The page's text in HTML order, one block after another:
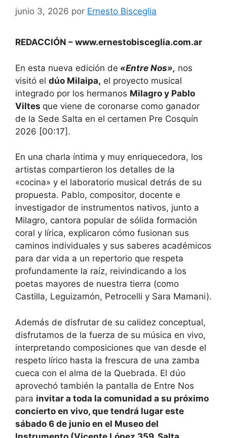
junio 3, 2026 por Ernesto Bisceglia
REDACCIÓN – www.ernestobisceglia.com.ar
En esta nueva edición de «Entre Nos», nos
visitó el dúo Milaipa, el proyecto musical
integrado por los hermanos Milagro y Pablo
Viltes que viene de coronarse como ganador
de la Sede Salta en el certamen Pre Cosquín
2026 [00:17].
En una charla íntima y muy enriquecedora, los
artistas compartieron los detalles de la
«cocina» y el laboratorio musical detrás de su
propuesta. Pablo, compositor, docente e
investigador de instrumentos nativos, junto a
Milagro, cantora popular de sólida formación
coral y lírica, explicaron cómo fusionan sus
caminos individuales y sus saberes académicos
para dar vida a un repertorio que respeta
profundamente la raíz, reivindicando a los
poetas mayores de nuestra tierra (como
Castilla, Leguizamón, Petrocelli y Sara Mamani).
Además de disfrutar de su calidez conceptual,
disfrutamos de la fuerza de su música en vivo,
interpretando composiciones que van desde el
respeto lírico hasta la frescura de una zamba
cueca con el alma de la Quebrada. El dúo
aprovechó también la pantalla de Entre Nos
para invitar a toda la comunidad a su próximo
concierto en vivo, que tendrá lugar este
sábado 6 de junio en el Museo del